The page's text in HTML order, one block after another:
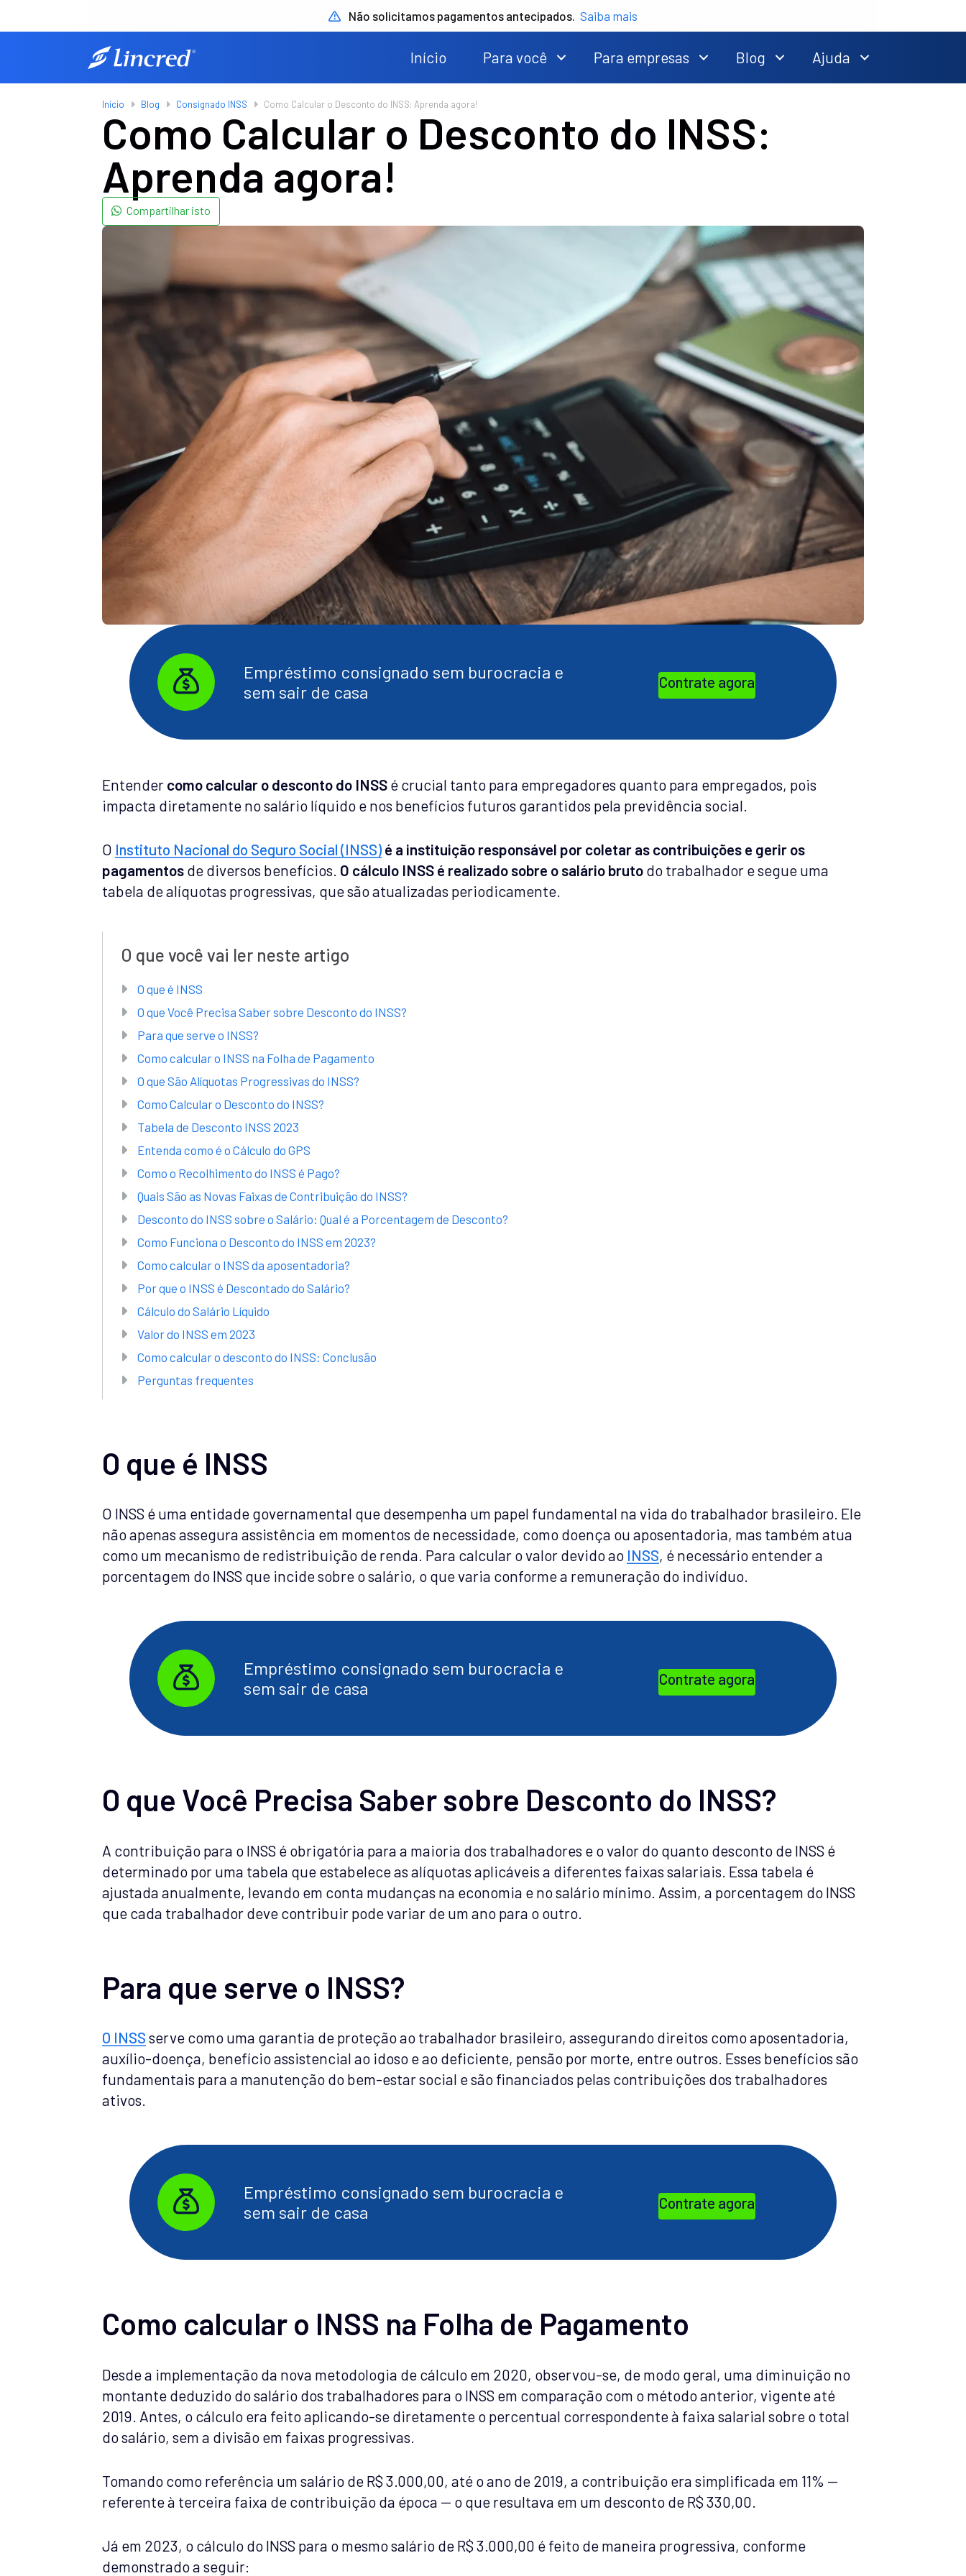
Não solicitamos pagamentos antecipados. Saiba mais
Início Para você Para empresas Blog Ajuda
Início Blog Consignado INSS Como Calcular o Desconto do INSS: Aprenda agora!
Como Calcular o Desconto do INSS:
Aprenda agora!
Compartilhar isto
Empréstimo consignado sem burocracia e
sem sair de casa
Contrate agora
Entender como calcular o desconto do INSS é crucial tanto para empregadores quanto para empregados, pois
impacta diretamente no salário líquido e nos benefícios futuros garantidos pela previdência social.
O Instituto Nacional do Seguro Social (INSS) é a instituição responsável por coletar as contribuições e gerir os
pagamentos de diversos benefícios. O cálculo INSS é realizado sobre o salário bruto do trabalhador e segue uma
tabela de alíquotas progressivas, que são atualizadas periodicamente.
O que você vai ler neste artigo
O que é INSS
O que Você Precisa Saber sobre Desconto do INSS?
Para que serve o INSS?
Como calcular o INSS na Folha de Pagamento
O que São Alíquotas Progressivas do INSS?
Como Calcular o Desconto do INSS?
Tabela de Desconto INSS 2023
Entenda como é o Cálculo do GPS
Como o Recolhimento do INSS é Pago?
Quais São as Novas Faixas de Contribuição do INSS?
Desconto do INSS sobre o Salário: Qual é a Porcentagem de Desconto?
Como Funciona o Desconto do INSS em 2023?
Como calcular o INSS da aposentadoria?
Por que o INSS é Descontado do Salário?
Cálculo do Salário Líquido
Valor do INSS em 2023
Como calcular o desconto do INSS: Conclusão
Perguntas frequentes
O que é INSS
O INSS é uma entidade governamental que desempenha um papel fundamental na vida do trabalhador brasileiro. Ele
não apenas assegura assistência em momentos de necessidade, como doença ou aposentadoria, mas também atua
como um mecanismo de redistribuição de renda. Para calcular o valor devido ao INSS, é necessário entender a
porcentagem do INSS que incide sobre o salário, o que varia conforme a remuneração do indivíduo.
Empréstimo consignado sem burocracia e
sem sair de casa
Contrate agora
O que Você Precisa Saber sobre Desconto do INSS?
A contribuição para o INSS é obrigatória para a maioria dos trabalhadores e o valor do quanto desconto de INSS é
determinado por uma tabela que estabelece as alíquotas aplicáveis a diferentes faixas salariais. Essa tabela é
ajustada anualmente, levando em conta mudanças na economia e no salário mínimo. Assim, a porcentagem do INSS
que cada trabalhador deve contribuir pode variar de um ano para o outro.
Para que serve o INSS?
O INSS serve como uma garantia de proteção ao trabalhador brasileiro, assegurando direitos como aposentadoria,
auxílio-doença, benefício assistencial ao idoso e ao deficiente, pensão por morte, entre outros. Esses benefícios são
fundamentais para a manutenção do bem-estar social e são financiados pelas contribuições dos trabalhadores
ativos.
Empréstimo consignado sem burocracia e
sem sair de casa
Contrate agora
Como calcular o INSS na Folha de Pagamento
Desde a implementação da nova metodologia de cálculo em 2020, observou-se, de modo geral, uma diminuição no
montante deduzido do salário dos trabalhadores para o INSS em comparação com o método anterior, vigente até
2019. Antes, o cálculo era feito aplicando-se diretamente o percentual correspondente à faixa salarial sobre o total
do salário, sem a divisão em faixas progressivas.
Tomando como referência um salário de R$ 3.000,00, até o ano de 2019, a contribuição era simplificada em 11% —
referente à terceira faixa de contribuição da época — o que resultava em um desconto de R$ 330,00.
Já em 2023, o cálculo do INSS para o mesmo salário de R$ 3.000,00 é feito de maneira progressiva, conforme
demonstrado a seguir: